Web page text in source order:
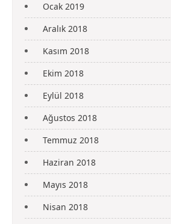
Ocak 2019
Aralık 2018
Kasım 2018
Ekim 2018
Eylül 2018
Ağustos 2018
Temmuz 2018
Haziran 2018
Mayıs 2018
Nisan 2018